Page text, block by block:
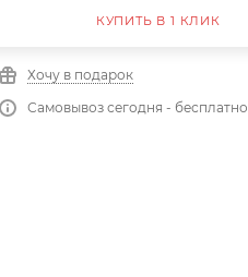
КУПИТЬ В 1 КЛИК
Хочу в подарок
Самовывоз сегодня - бесплатно